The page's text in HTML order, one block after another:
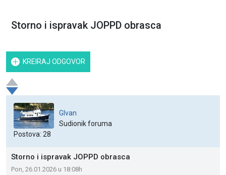
Storno i ispravak JOPPD obrasca
KREIRAJ ODGOVOR
GIvan
Sudionik foruma
Postova: 28
Storno i ispravak JOPPD obrasca
Pon, 26.01.2026 u 18:08h